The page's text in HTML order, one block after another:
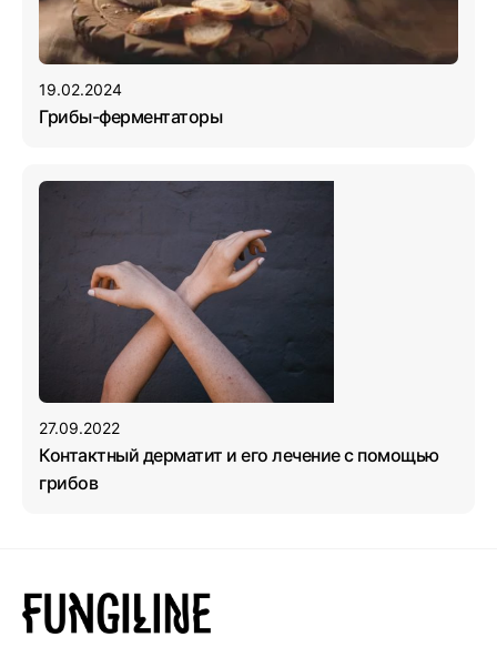
19.02.2024
Грибы-ферментаторы
27.09.2022
Контактный дерматит и его лечение с помощью
грибов